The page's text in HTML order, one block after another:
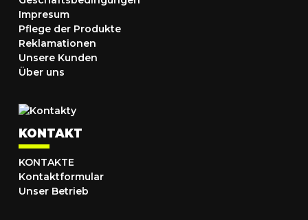
Impresum
Pflege der Produkte
Reklamationen
Unsere Kunden
Über uns
KONTAKT
KONTAKTE
Kontaktformular
Unser Betrieb